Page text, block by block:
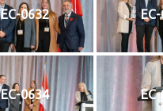
EC-0632
EC-0634